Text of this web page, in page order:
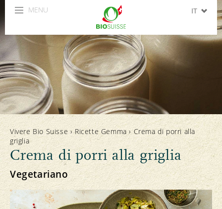
MENU IT
ES
Vivere Bio Suisse ›Ricette Gemma ›Crema di porri alla
griglia
Crema di porri alla griglia
Vegetariano